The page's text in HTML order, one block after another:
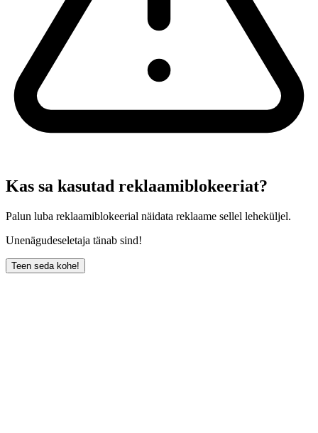
Kas sa kasutad reklaamiblokeeriat?
Palun luba reklaamiblokeerial näidata reklaame sellel leheküljel.
Unenägudeseletaja tänab sind!
Teen seda kohe!